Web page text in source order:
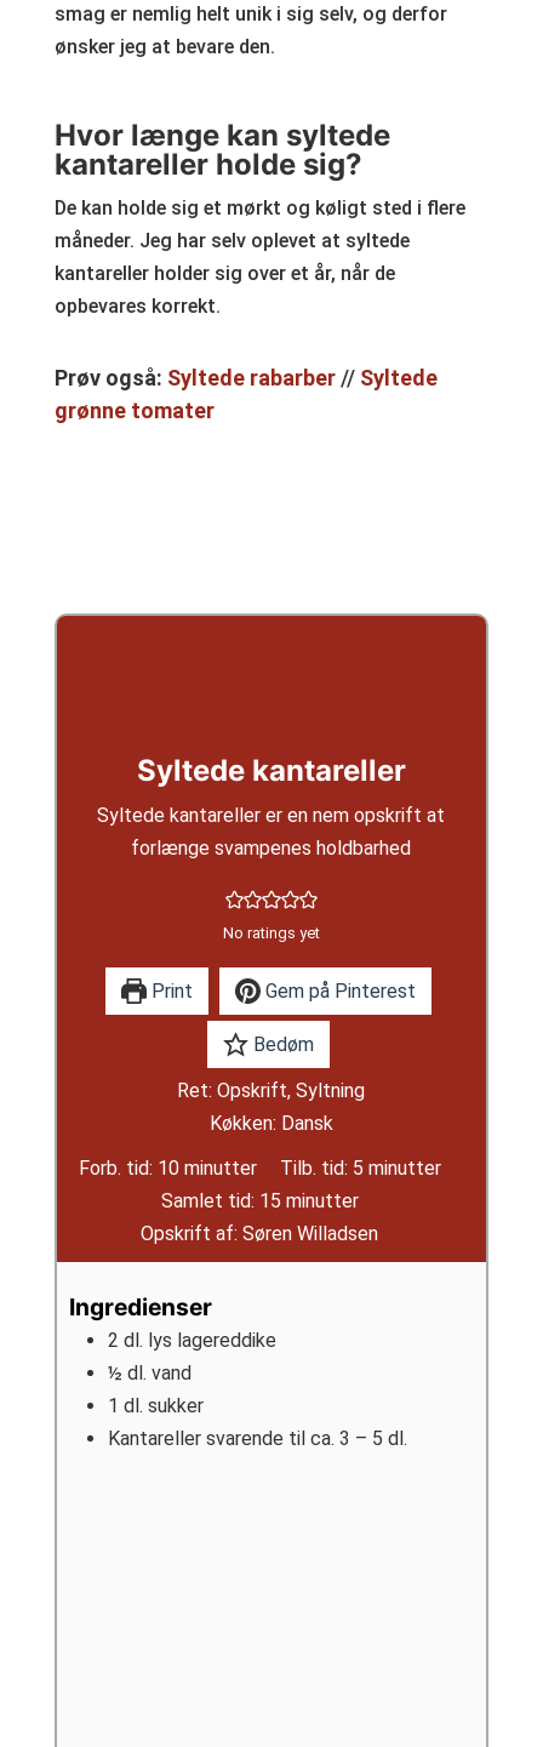
smag er nemlig helt unik i sig selv, og derfor
ønsker jeg at bevare den.
Hvor længe kan syltede
kantareller holde sig?
De kan holde sig et mørkt og køligt sted i flere
måneder. Jeg har selv oplevet at syltede
kantareller holder sig over et år, når de
opbevares korrekt.
Prøv også: Syltede rabarber // Syltede
grønne tomater
Syltede kantareller
Syltede kantareller er en nem opskrift at
forlænge svampenes holdbarhed
No ratings yet
Print Gem på Pinterest
Bedøm
Ret:Opskrift, Syltning
Køkken: Dansk
Forb. tid: 10minutter
minutter Tilb. tid: 5minutter
minutter
Samlet tid: 15minutter
minutter
Opskrift af:Søren Willadsen
Ingredienser
2 dl. lys lagereddike
½ dl. vand
1 dl. sukker
Kantareller svarende til ca. 3 – 5 dl.